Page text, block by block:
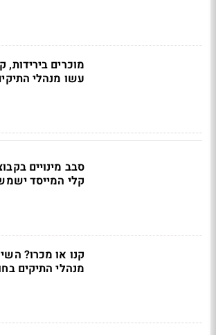
מוכרים בירידות,
עשו מנהלי
סבב מינויים
קלי המייסד
קנו או מכרו?
מנהלי התיקים